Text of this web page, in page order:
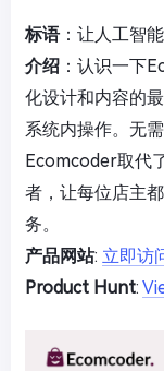
标语：让人工智
介绍 ：认识一下
化设计和内容的
系统内操作。无
Ecomcoder取代
者，让每位店主
务。
产品网站: 立即访
Product Hunt: